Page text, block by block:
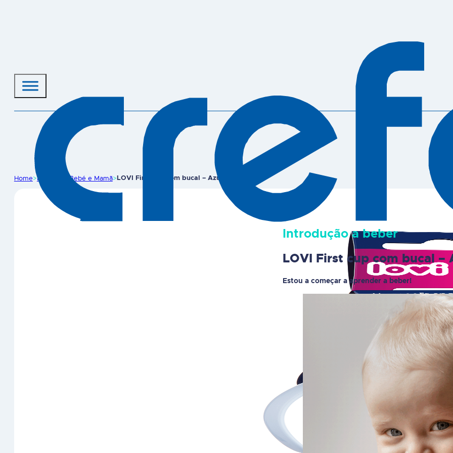
Home>Produtos Bebé e Mamã> LOVI First cup com bucal – Azul
Introdução a beber
LOVI First cup com bucal –
Estou a começar a aprender a beber!